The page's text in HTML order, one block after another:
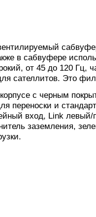
в сабвуфере
от 45 до 120 Гц,
сателлитов. Это
с черным
переноски и
вход, Link
заземления,